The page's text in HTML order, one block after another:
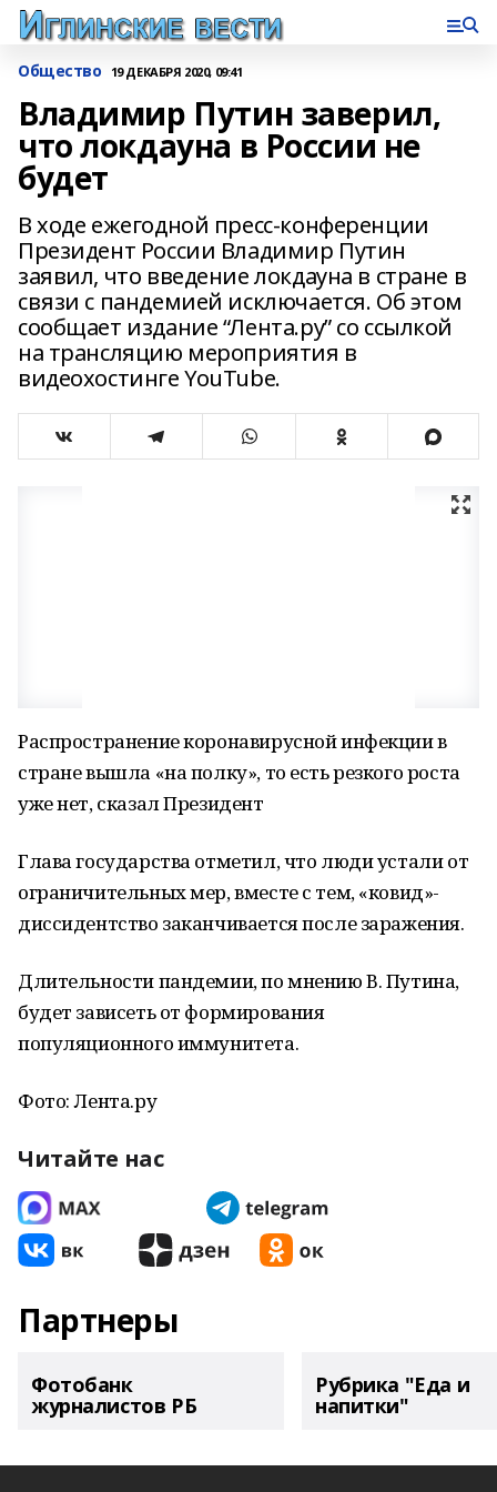
Общество 19 ДЕКАБРЯ 2020, 09:41
Владимир Путин заверил,
что локдауна в России не
будет
В ходе ежегодной пресс-конференции
Президент России Владимир Путин
заявил, что введение локдауна в стране в
связи с пандемией исключается. Об этом
сообщает издание “Лента.ру” со ссылкой
на трансляцию мероприятия в
видеохостинге YouTube.
Распространение коронавирусной инфекции в
стране вышла «на полку», то есть резкого роста
уже нет, сказал Президент
Глава государства отметил, что люди устали от
ограничительных мер, вместе с тем, «ковид»-
диссидентство заканчивается после заражения.
Длительности пандемии, по мнению В. Путина,
будет зависеть от формирования
популяционного иммунитета.
Фото: Лента.ру
Читайте нас
Партнеры
Фотобанк
журналистов РБ
Рубрика "Еда и
напитки"